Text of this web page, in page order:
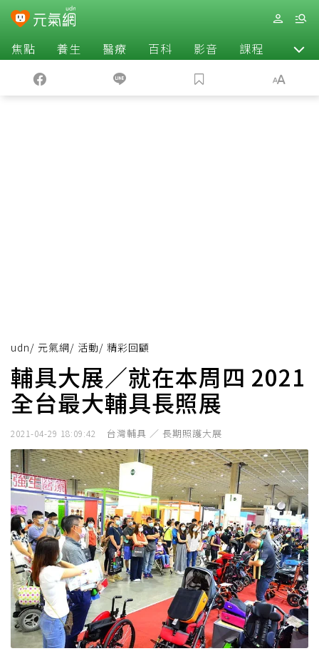
焦點 養生 醫療 百科 影音 課程 退休
udn/ 元氣網/ 活動/ 精彩回顧
輔具大展／就在本周四 2021
全台最大輔具長照展
2021-04-29 18:09:42 台灣輔具 ／ 長期照護大展